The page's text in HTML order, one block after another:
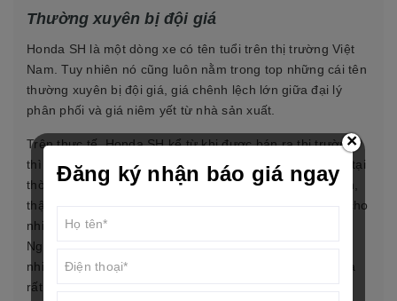
Thường xuyên bị đội giá
Honda SH là một dòng xe có tên tuổi trên thị trường Việt
Nam. Tuy nhiên nó cũng luôn nằm trong top những cái tên
thường xuyên bị đội giá, giá chênh lệch lớn giữa đại lý
phân phối và giá niêm yết từ nhà sản xuất.
Trên thực tế, Honda SH kể từ khi được bán ra thị trường
thì mức giá thật luôn cao hơn so với đề xuất. Tuy nhiên tại
thời điểm hiện tại mức chênh lệch này đã trở nên rất lớn,
thậm chí là chênh tới 15-16 triệu đồng. Điều này khiến cho
nhiều khách hàng cảm thấy khó chịu và không hài lòng.
Nguyên nhân là do Honda SH là mẫu xe cao cấp được
nhiều người dùng ưa chuộng, nên tình trạng bị đội giá là
rất khó tránh khỏi.
Đăng ký nhận báo giá ngay
×